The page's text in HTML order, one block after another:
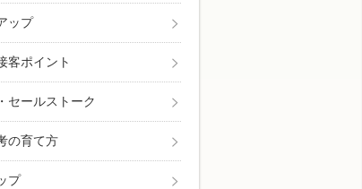
ップ
客ポイント
セールストーク
の育て方
プ